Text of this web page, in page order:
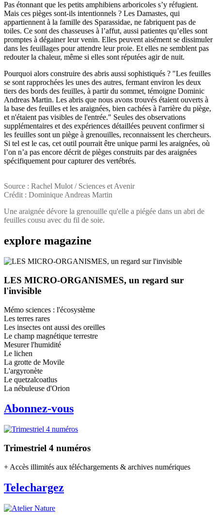
Pas étonnant que les petits amphibiens arboricoles s’y réfugient.
Mais ces pièges sont-ils intentionnels ? Les Damastes, qui
appartiennent à la famille des Sparassidae, ne fabriquent pas de
toiles. Ce sont des chasseuses à l’affut, aussi patientes qu’elles sont
promptes à dégainer leur venin. Elles peuvent aisément se dissimuler
dans les feuillages pour attendre leur proie. Et elles ne semblent pas
redouter la chaleur, même si elles sont réputées agir de nuit.
Pourquoi alors construire des abris aussi sophistiqués ? "Les feuilles
se sont rapprochées les unes des autres, fermant environ les deux
tiers des bords des feuilles, à partir du sommet, témoigne Dominic
Andreas Martin. Les abris que nous avons trouvés étaient ouverts à
la base des feuilles et les araignées, bien cachées à l'arrière du piège,
et n'étaient pas visibles de l'entrée." Seules des observations
supplémentaires et des expériences détaillées peuvent confirmer si
les feuilles sont un piège à grenouilles, reconnaissent les chercheurs.
Si tel est le cas, cet outil pourrait être unique parmi les araignées, où
l’on n’a pas encore décrit de pièges construits par des araignées
spécifiquement pour capturer des vertébrés.
Source : Rachel Mulot / Sciences et Avenir
Crédit : Dominique Andreas Martin
Une araignée dévore la grenouille qu'elle a piégée dans un abri de
feuilles cousu avec du fil de soie.
explore magazine
LES MICRO-ORGANISMES, un regard sur
l'invisible
Mémo sciences : l'écosystème
Les terres rares
Les insectes ont aussi des oreilles
Le champ magnétique terrestre
Mesurer l'humidité
Le lichen
La grotte de Movile
L'argyronète
Le quetzalcoatlus
La nébuleuse d'Orion
Abonnez-vous
Trimestriel 4 numéros
+ Accès illimités aux téléchargements & archives numériques
Telechargez